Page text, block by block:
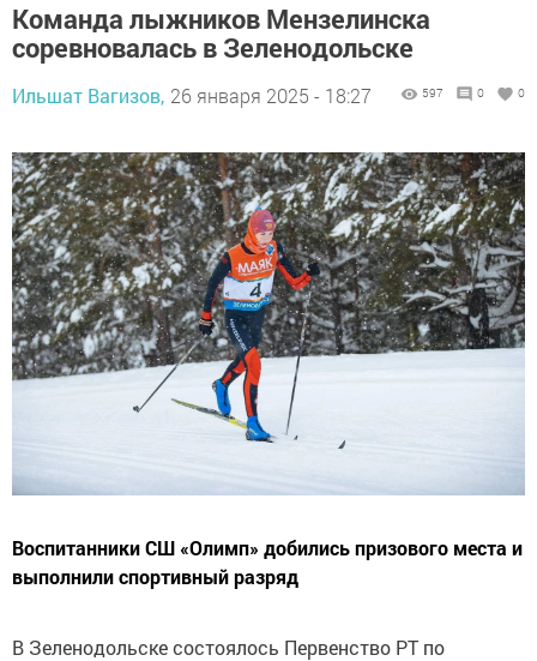
Команда лыжников Мензелинска
соревновалась в Зеленодольске
Ильшат Вагизов, 26 января 2025 - 18:27 597 0 0
Воспитанники СШ «Олимп» добились призового места и
выполнили спортивный разряд
В Зеленодольске состоялось Первенство РТ по